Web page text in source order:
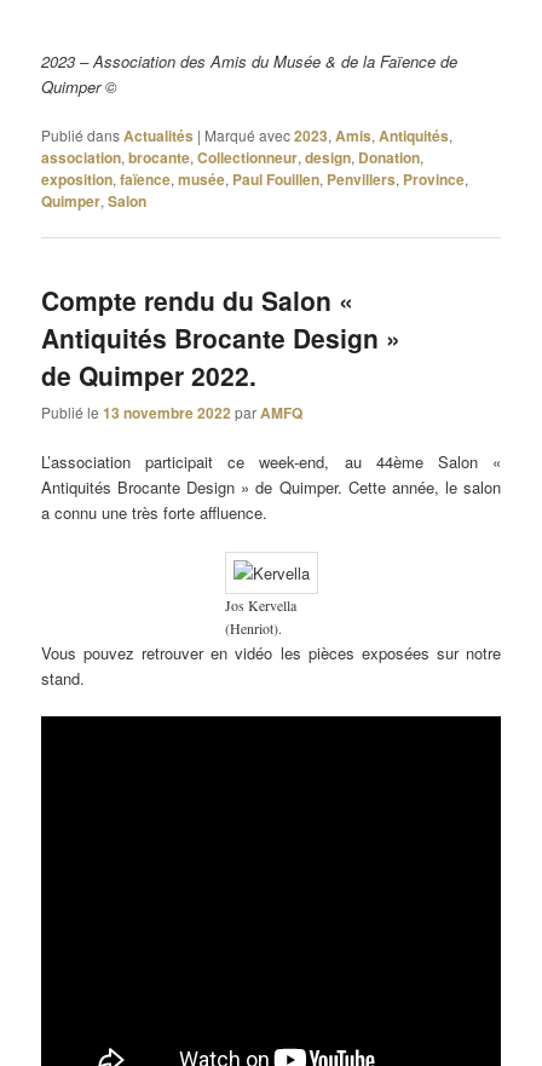
2023 – Association des Amis du Musée & de la Faïence de
Quimper ©
Publié dansActualités | Marqué avec2023,Amis,Antiquités,
association,brocante,Collectionneur,design, Donation,
exposition,faïence,musée, Paul Fouillen, Penvillers, Province,
Quimper,Salon
Compte rendu du Salon «
Antiquités Brocante Design »
de Quimper 2022.
Publié le13 novembre 2022 parAMFQ
L’association participait ce week-end, au 44ème Salon «
Antiquités Brocante Design » de Quimper. Cette année, le salon
a connu une très forte affluence.
Jos Kervella
(Henriot).
Vous pouvez retrouver en vidéo les pièces exposées sur notre
stand.